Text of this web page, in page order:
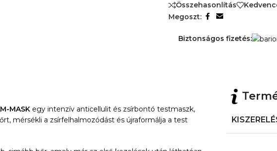
Összehasonlítás
Megoszt:
Biztonságos fizetés:
MASK egy intenzív anticellulit és zsírbontó testmaszk,
mérsékli a zsírfelhalmozódást és újraformálja a test